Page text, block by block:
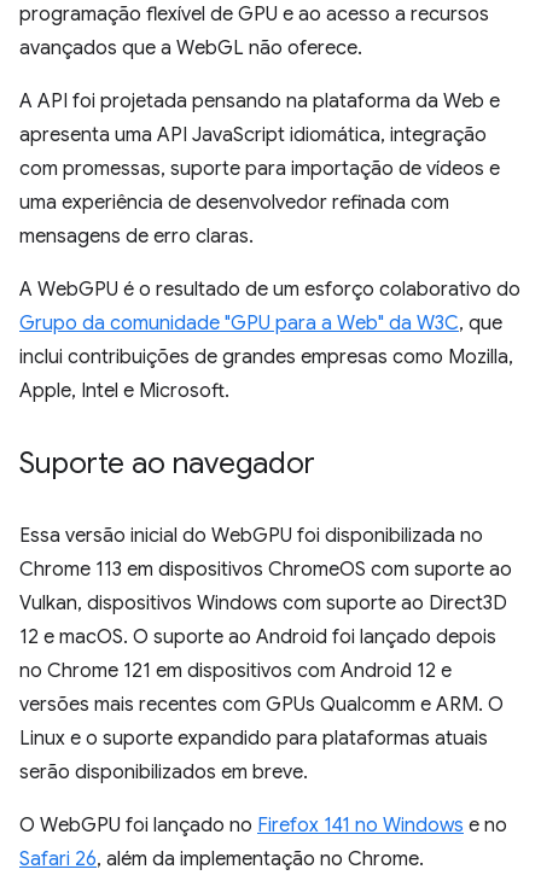
programação flexível de GPU e ao acesso a recursos
avançados que a WebGL não oferece.
A API foi projetada pensando na plataforma da Web e
apresenta uma API JavaScript idiomática, integração
com promessas, suporte para importação de vídeos e
uma experiência de desenvolvedor refinada com
mensagens de erro claras.
A WebGPU é o resultado de um esforço colaborativo do
Grupo da comunidade "GPU para a Web" da W3C, que
inclui contribuições de grandes empresas como Mozilla,
Apple, Intel e Microsoft.
Suporte ao navegador
Essa versão inicial do WebGPU foi disponibilizada no
Chrome 113 em dispositivos ChromeOS com suporte ao
Vulkan, dispositivos Windows com suporte ao Direct3D
12 e macOS. O suporte ao Android foi lançado depois
no Chrome 121 em dispositivos com Android 12 e
versões mais recentes com GPUs Qualcomm e ARM. O
Linux e o suporte expandido para plataformas atuais
serão disponibilizados em breve.
O WebGPU foi lançado no Firefox 141 no Windows e no
Safari 26, além da implementação no Chrome.